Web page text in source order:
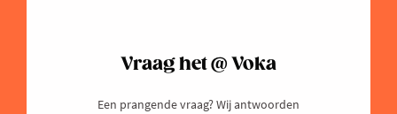
Vraag het @ Voka
Een prangende vraag? Wij antwoorden